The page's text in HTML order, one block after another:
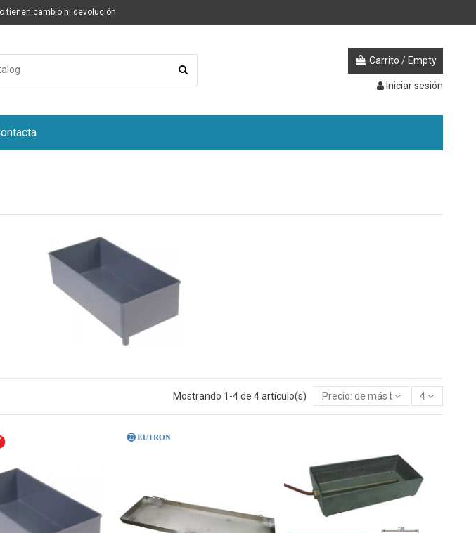
tienen cambio ni devolución
Carrito / Empty
Iniciar sesión
Mostrando 1-4 de 4 artículo(s) Precio: de más bajo a más alto
4